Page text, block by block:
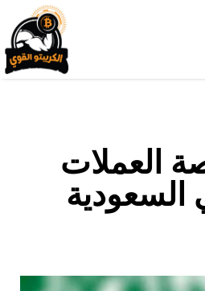
العملات
السعودية